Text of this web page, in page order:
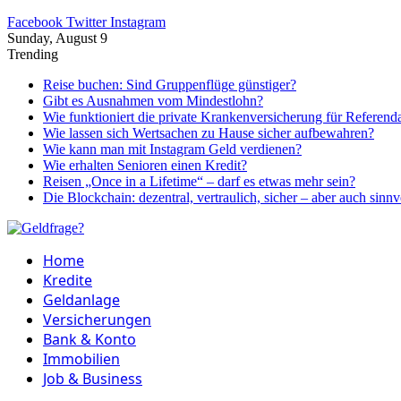
Facebook Twitter Instagram
Sunday, August 9
Trending
Reise buchen: Sind Gruppenflüge günstiger?
Gibt es Ausnahmen vom Mindestlohn?
Wie funktioniert die private Krankenversicherung für
Wie lassen sich Wertsachen zu Hause sicher aufbewahren?
Wie kann man mit Instagram Geld verdienen?
Wie erhalten Senioren einen Kredit?
Reisen „Once in a Lifetime“ – darf es etwas mehr sein?
Die Blockchain: dezentral, vertraulich, sicher – aber auch
Home
Kredite
Geldanlage
Versicherungen
Bank & Konto
Immobilien
Job & Business